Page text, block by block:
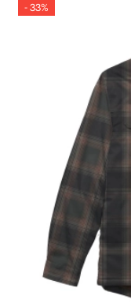
- 33%